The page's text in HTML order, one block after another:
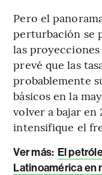
Pero el
perturbación se
las proyecciones
prevé que las
probablemente
básicos en la
volver a bajar en
intensifique el
Ver más: El
Latinoamérica en